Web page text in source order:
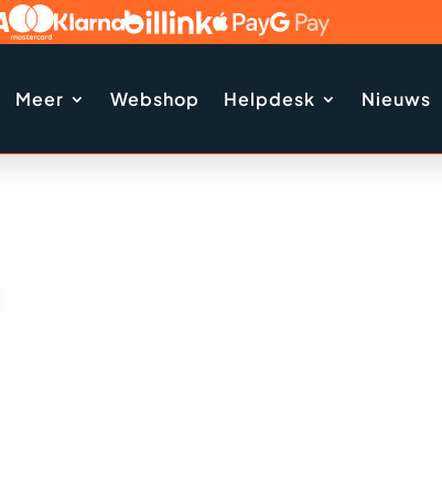
Meer Webshop Helpdesk Nieuws